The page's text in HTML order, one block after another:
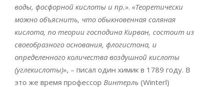
воды, фосфорной кислоты и пр.». «Теоретически
можно объяснить, что обыкновенная соляная
кислота, по теории господина Кирван, состоит из
своеобразного основания, флогистона, и
определенного количества воздушной кислоты
(углекислоты)», – писал один химик в 1789 году. В
это же время профессор Винтерль (Winterl)